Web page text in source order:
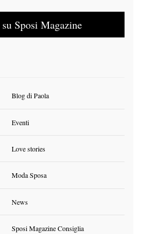
Sposi Magazine
Blog di Paola
Eventi
Love stories
Moda Sposa
News
Sposi Magazine Consiglia